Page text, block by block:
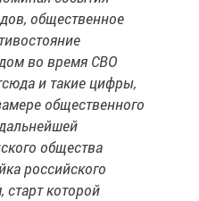
общественное
во время СВО
и такие цифры,
общественного
общества
российского
которой